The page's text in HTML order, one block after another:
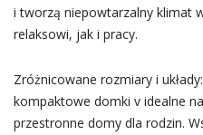
i tworzą niepowtarzalny klimat
relaksowi, jak i pracy.
Zróżnicowane rozmiary i
kompaktowe domki v idealne
przestronne domy dla rodzin.